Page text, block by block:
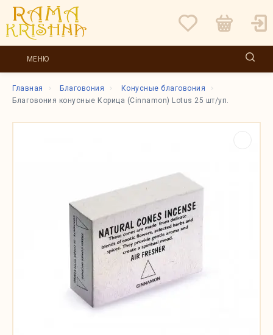
МЕНЮ
Главная Благовония
Конусные благовония
Благовония конусные Корица (Cinnamon) Lotus 25 шт/уп.